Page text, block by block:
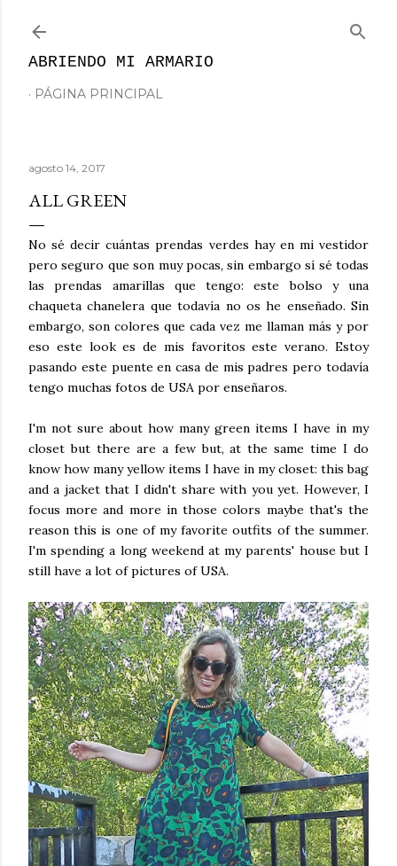
ABRIENDO MI ARMARIO
PÁGINA PRINCIPAL
agosto 14, 2017
ALL GREEN
No sé decir cuántas prendas verdes hay en mi vestidor
pero seguro que son muy pocas, sin embargo sí sé todas
las prendas amarillas que tengo: este bolso y una
chaqueta chanelera que todavía no os he enseñado. Sin
embargo, son colores que cada vez me llaman más y por
eso este look es de mis favoritos este verano. Estoy
pasando este puente en casa de mis padres pero todavía
tengo muchas fotos de USA por enseñaros.
I'm not sure about how many green items I have in my
closet but there are a few but, at the same time I do
know how many yellow items I have in my closet: this bag
and a jacket that I didn't share with you yet. However, I
focus more and more in those colors maybe that's the
reason this is one of my favorite outfits of the summer.
I'm spending a long weekend at my parents' house but I
still have a lot of pictures of USA.